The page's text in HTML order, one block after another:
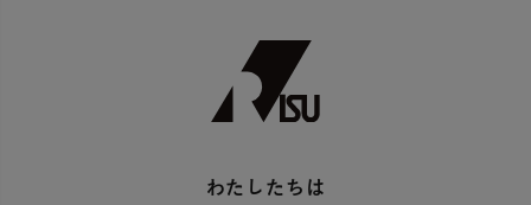
わたしたちは